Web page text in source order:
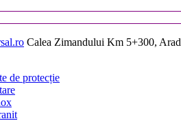
Calea Zimandului Km 5+300, Arad
de protecție